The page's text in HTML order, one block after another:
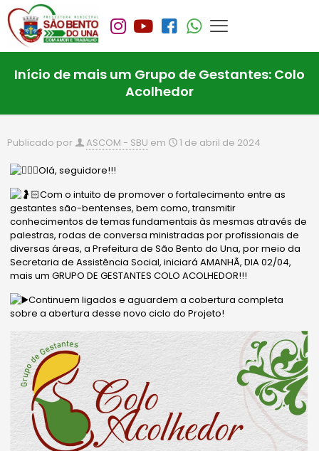
Início de mais um Grupo de Gestantes: Colo
Acolhedor
Publicado por ASCOM - SBU em 1 de abril de 2024
Olá, seguidore!!!
Com o intuito de promover o fortalecimento entre as
gestantes são-bentenses, bem como, transmitir
conhecimentos de temas fundamentais às mesmas através de
palestras, rodas de conversa ministradas por profissionais de
diversas áreas, a Prefeitura de São Bento do Una, por meio da
Secretaria de Assistência Social, iniciará AMANHÃ, DIA 02/04,
mais um GRUPO DE GESTANTES COLO ACOLHEDOR!!!
Continuem ligados e aguardem a cobertura completa
sobre a abertura desse novo ciclo do Projeto!